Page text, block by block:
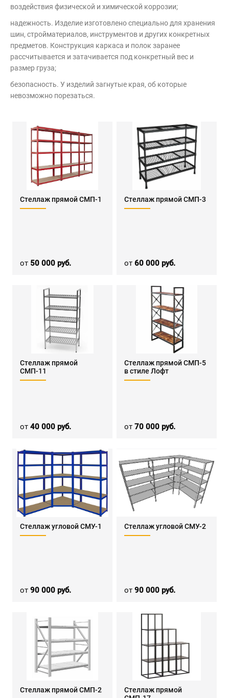
воздействия физической и химической коррозии;
надежность. Изделие изготовлено специально для хранения
шин, стройматериалов, инструментов и других конкретных
предметов. Конструкция каркаса и полок заранее
рассчитывается и затачивается под конкретный вес и
размер груза;
безопасность. У изделий загнутые края, об которые
невозможно порезаться.
Стеллаж прямой СМП-1
от 50 000 руб.
Стеллаж прямой СМП-3
от60 000 руб.
Стеллаж прямой
СМП-11
от40 000 руб.
Стеллаж прямой СМП-5
в стиле Лофт
от70 000 руб.
Стеллаж угловой СМУ-1
от90 000 руб.
Стеллаж угловой СМУ-2
от90 000 руб.
Стеллаж прямой СМП-2
Стеллаж прямой